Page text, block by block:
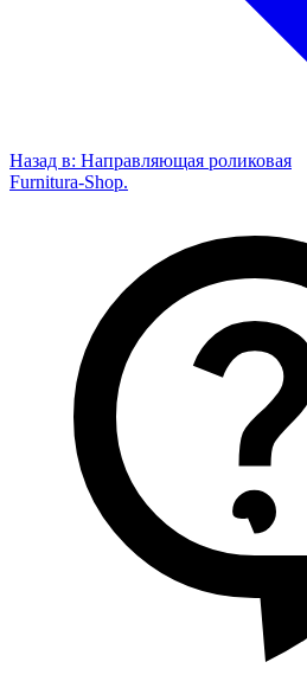
Назад в: Направляющая роликовая
Furnitura-Shop.